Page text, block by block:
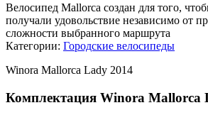
Велосипед Mallorca создан для того,
получали удовольствие независимо от
сложности выбранного маршрута
Категории: Городские велосипеды
Winora Mallorca Lady 2014
Комплектация Winora Mallorca